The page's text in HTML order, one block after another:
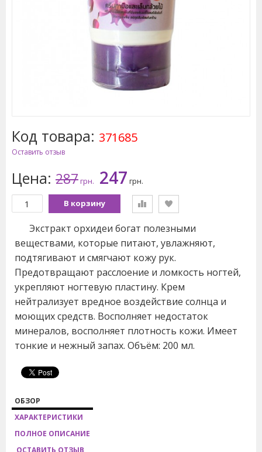
Код товара: 371685
Оставить отзыв
Цена: 287грн. 247 грн.
В корзину
Экстракт орхидеи богат полезными
веществами, которые питают, увлажняют,
подтягивают и смягчают кожу рук.
Предотвращают расслоение и ломкость ногтей,
укрепляют ногтевую пластину. Крем
нейтрализует вредное воздействие солнца и
моющих средств. Восполняет недостаток
минералов, восполняет плотность кожи. Имеет
тонкие и нежный запах. Объём: 200 мл.
ОБЗОР
ХАРАКТЕРИСТИКИ
ПОЛНОЕ ОПИСАНИЕ
ОСТАВИТЬ ОТЗЫВ